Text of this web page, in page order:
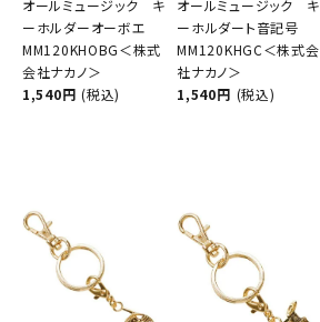
オールミュージック キ
ーホルダーオーボエ
MM120KHOBG＜株式
会社ナカノ＞
1,540円 (税込)
オールミュージック キ
ーホルダート音記号
MM120KHGC＜株式会
社ナカノ＞
1,540円 (税込)